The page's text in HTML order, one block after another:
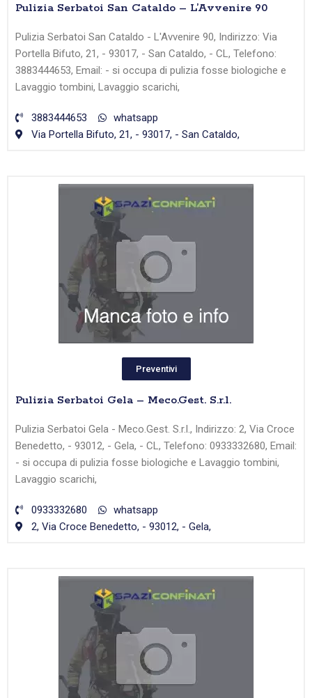
Pulizia Serbatoi San Cataldo – L’Avvenire 90
Pulizia Serbatoi San Cataldo - L'Avvenire 90, Indirizzo: Via
Portella Bifuto, 21, - 93017, - San Cataldo, - CL, Telefono:
3883444653, Email: - si occupa di pulizia fosse biologiche e
Lavaggio tombini, Lavaggio scarichi,
3883444653
whatsapp
Via Portella Bifuto, 21, - 93017, - San Cataldo,
Preventivi
Pulizia Serbatoi Gela – Meco.Gest. S.r.l.
Pulizia Serbatoi Gela - Meco.Gest. S.r.l., Indirizzo: 2, Via Croce
Benedetto, - 93012, - Gela, - CL, Telefono: 0933332680, Email:
- si occupa di pulizia fosse biologiche e Lavaggio tombini,
Lavaggio scarichi,
0933332680
whatsapp
2, Via Croce Benedetto, - 93012, - Gela,